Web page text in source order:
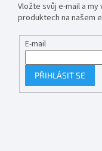
Vložte svůj e-mail a
produktech na našem
E-mail
PŘIHLÁSIT SE